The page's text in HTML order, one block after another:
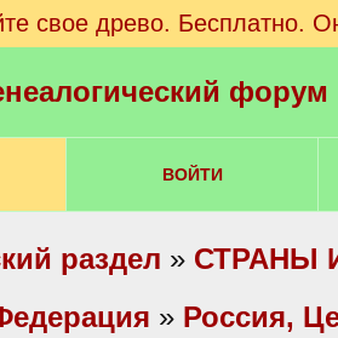
свое древо. Бесплатно.
ВОЙТИ
раздел » СТРАНЫ
» Россия,